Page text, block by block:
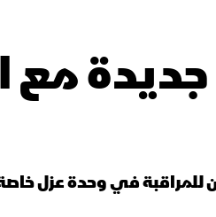
3 إصابات
للمراقبة في وحدة عزل